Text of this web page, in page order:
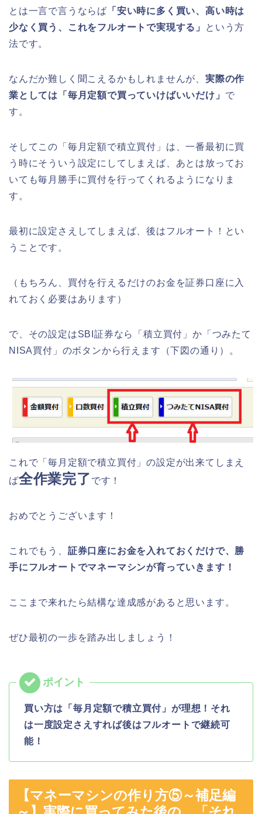
とは一言で言うならば 「安い時に多く買い、高い時は
少なく買う、これをフルオートで実現する」
という方
法です。
なんだか難しく聞こえるかもしれませんが、 実際の作
業としては「毎月定額で買っていけばいいだけ」 で
す。
そしてこの「毎月定額で積立買付」は、一番最初に買
う時にそういう設定にしてしまえば、あとは放ってお
いても毎月勝手に買付を行ってくれるようになりま
す。
最初に設定さえしてしまえば、後はフルオート！とい
うことです。
（もちろん、買付を行えるだけのお金を証券口座に入
れておく必要はあります）
で、その設定はSBI証券なら「積立買付」か「つみたて
NISA買付」のボタンから行えます（下図の通り）。
これで「毎月定額で積立買付」の設定が出来てしまえ
ば全作業完了 です！
おめでとうございます！
これでもう、 証券口座にお金を入れておくだけで、勝
手にフルオートでマネーマシンが育っていきます！
ここまで来れたら結構な達成感があると思います。
ぜひ最初の一歩を踏み出しましょう！
買い方は「毎月定額で積立買付」が理想！それ
は一度設定さえすれば後はフルオートで継続可
能！
【マネーマシンの作り方⑤～補足編